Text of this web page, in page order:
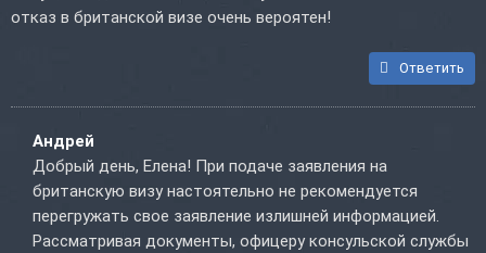
отказ в британской визе очень вероятен!
Ответить
Андрей
Добрый день, Елена! При подаче заявления на
британскую визу настоятельно не рекомендуется
перегружать свое заявление излишней информацией.
Рассматривая документы, офицеру консульской службы